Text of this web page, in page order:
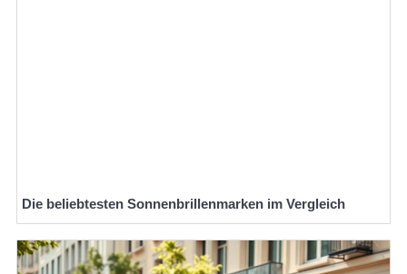
Die beliebtesten Sonnenbrillenmarken im Vergleich